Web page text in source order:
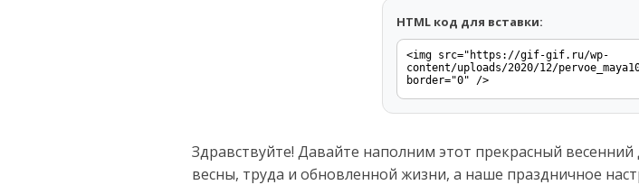
HTML код для вставки:
Здравствуйте! Давайте наполним этот прекрасный
весны, труда и обновленной жизни, а наше праздничное